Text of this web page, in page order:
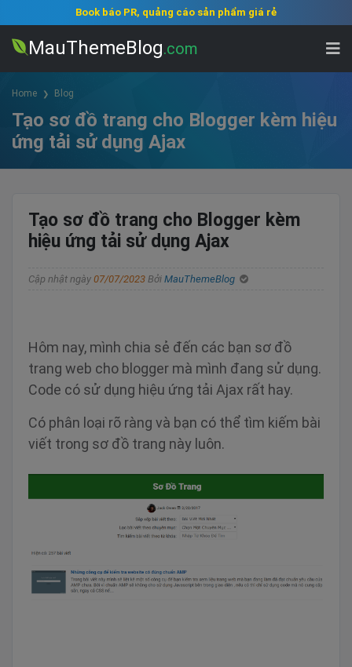
Book báo PR, quảng cáo sản phẩm giá rẻ
MauThemeBlog.com
Home Blog
Tạo sơ đồ trang cho Blogger kèm hiệu
ứng tải sử dụng Ajax
Tạo sơ đồ trang cho Blogger kèm
hiệu ứng tải sử dụng Ajax
Cập nhật ngày 07/07/2023 Bởi MauThemeBlog
Hôm nay, mình chia sẻ đến các bạn sơ đồ
trang web cho blogger mà mình đang sử dụng.
Code có sử dụng hiệu ứng tải Ajax rất hay.
Có phân loại rõ ràng và bạn có thể tìm kiếm bài
viết trong sơ đồ trang này luôn.